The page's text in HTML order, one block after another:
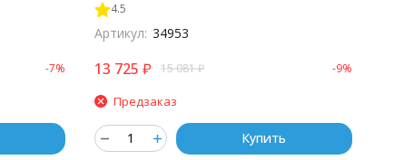
-7%
4.5
Артикул: 34953
13 725 ₽ 15 081₽ -9%
Предзаказ
Купить